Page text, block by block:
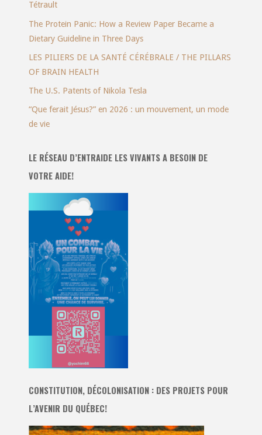
Tétrault
The Protein Panic: How a Review Paper Became a
Dietary Guideline in Three Days
LES PILIERS DE LA SANTÉ CÉRÉBRALE / THE PILLARS
OF BRAIN HEALTH
The U.S. Patents of Nikola Tesla
“Que ferait Jésus?” en 2026 : un mouvement, un mode
de vie
LE RÉSEAU D’ENTRAIDE LES VIVANTS A BESOIN DE
VOTRE AIDE!
CONSTITUTION, DÉCOLONISATION : DES PROJETS POUR
L’AVENIR DU QUÉBEC!